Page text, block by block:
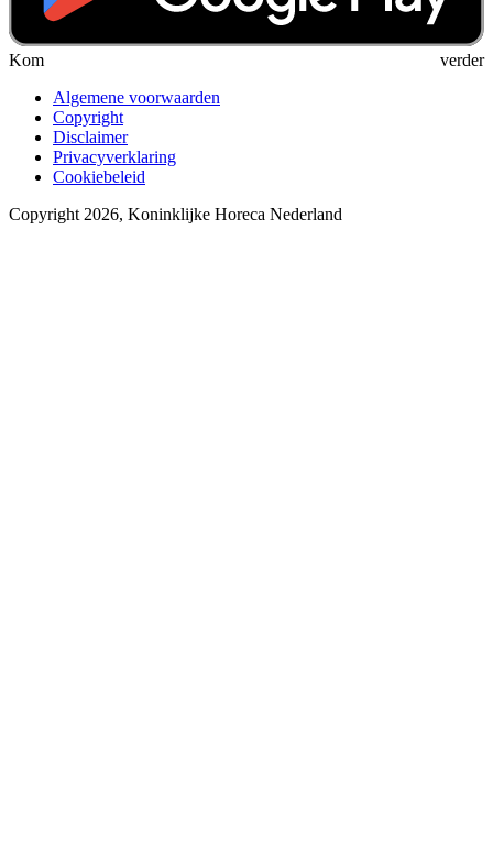
Kom verder
Algemene voorwaarden
Copyright
Disclaimer
Privacyverklaring
Cookiebeleid
Copyright 2026, Koninklijke Horeca Nederland